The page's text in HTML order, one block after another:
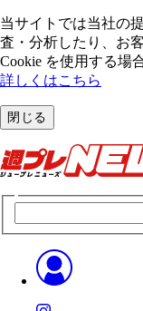
当サイトでは当社の
査・分析したり、お
Cookie を使⽤する場
詳しくはこちら
閉じる